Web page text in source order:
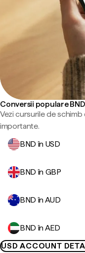
Conversii populare BND
Vezi cursurile de schimb
importante.
BND în USD
BND în GBP
BND în AUD
BND în AED
USD ACCOUNT